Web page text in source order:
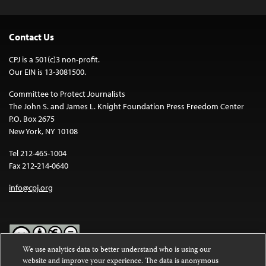
Contact Us
CPJ is a 501(c)3 non-profit.
Our EIN is 13-3081500.
Committee to Protect Journalists
The John S. and James L. Knight Foundation Press Freedom Center
P.O. Box 2675
New York, NY 10108
Tel 212-465-1004
Fax 212-214-0640
info@cpj.org
We use analytics data to better understand who is using our
website and improve your experience. The data is anonymous